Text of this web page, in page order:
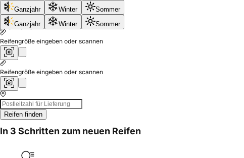
ab
33,99 €
pro Reifen
Ganzjahr Winter
Sommer
Ganzjahr
Winter Sommer
Reifengröße eingeben oder scannen
Reifengröße eingeben oder scannen
Reifen finden
In 3 Schritten zum neuen Reifen